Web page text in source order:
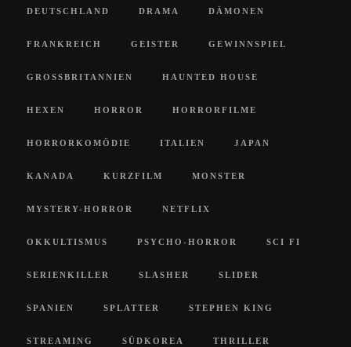
DEUTSCHLAND DRAMA DÄMONEN
FRANKREICH GEISTER GEWINNSPIEL
GROSSBRITANNIEN HAUNTED HOUSE
HEXEN HORROR HORRORFILME
HORRORKOMÖDIE ITALIEN JAPAN
KANADA KURZFILM MONSTER
MYSTERY-HORROR NETFLIX
OKKULTISMUS PSYCHO-HORROR SCI FI
SERIENKILLER SLASHER SLIDER
SPANIEN SPLATTER STEPHEN KING
STREAMING SÜDKOREA THRILLER